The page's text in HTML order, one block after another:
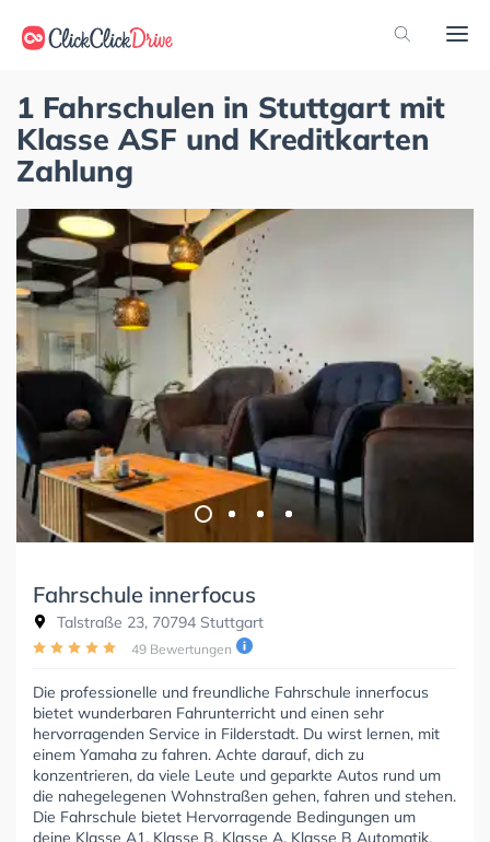
1 Fahrschulen in Stuttgart mit
Klasse ASF und Kreditkarten
Zahlung
Fahrschule innerfocus
Talstraße 23, 70794 Stuttgart
49 Bewertungen
Die professionelle und freundliche Fahrschule innerfocus
bietet wunderbaren Fahrunterricht und einen sehr
hervorragenden Service in Filderstadt. Du wirst lernen, mit
einem Yamaha zu fahren. Achte darauf, dich zu
konzentrieren, da viele Leute und geparkte Autos rund um
die nahegelegenen Wohnstraßen gehen, fahren und stehen.
Die Fahrschule bietet Hervorragende Bedingungen um
deine Klasse A1, Klasse B, Klasse A, Klasse B Automatik,